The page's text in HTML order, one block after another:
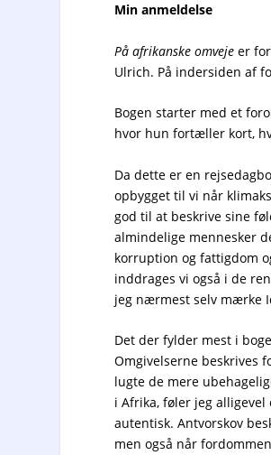
Min anmeldelse
På afrikanske omveje er
Ulrich. På indersiden af
Bogen starter med et
hvor hun fortæller kort,
Da dette er en
opbygget til vi når
god til at beskrive sine
almindelige mennesker
korruption og fattigdom
inddrages vi også i de
jeg nærmest selv mærke
Det der fylder mest i
Omgivelserne beskrives
lugte de mere
i Afrika, føler jeg
autentisk. Antvorskov
men også når